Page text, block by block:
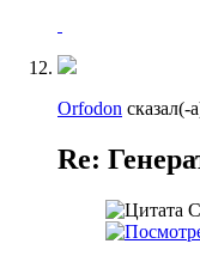
Orfodon сказал(-
Re: